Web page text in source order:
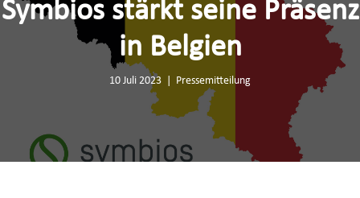
Symbios stärkt seine Präsenz
in Belgien
10 Juli 2023 Pressemitteilung